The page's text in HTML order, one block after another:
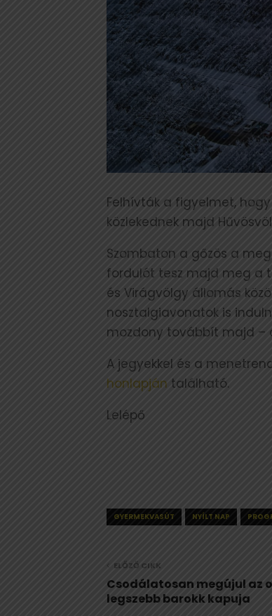
Felhívták a figyelmet,
közlekednek majd
Szombaton a gőzös a
fordulót tesz majd meg a
és Virágvölgy állomás
nosztalgiavonatok is
mozdony továbbít majd –
A jegyekkel és a
honlapján található.
Lelépő
GYERMEKVASÚT NYÍLT NAP
ELŐZŐ CIKK
Csodálatosan megújul az
legszebb barokk kapuja